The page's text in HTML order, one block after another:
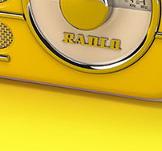
a la Costa Brava
dels extractors de les
indret del nostre
aparells es podran